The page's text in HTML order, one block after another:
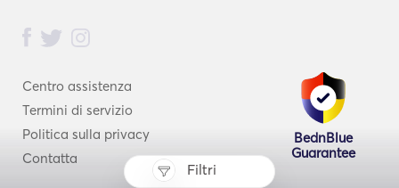
Filtri
Centro assistenza
Termini di servizio
Politica sulla privacy
Contatta
BednBlue
Guarantee